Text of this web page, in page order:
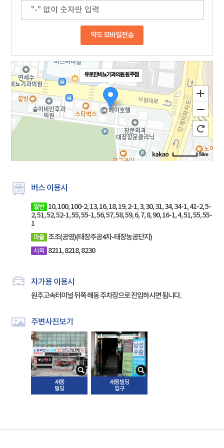
약도 모바일전송
유로진비뇨기과의원 원주점
50m
버스 이용시
10, 100, 100-2, 13, 16, 18, 19, 2-1, 3, 30, 31, 34, 34-1, 41-2, 5-
2, 51, 52, 52-1, 55, 55-1, 56, 57, 58, 59, 6, 7, 8, 90, 16-1, 4, 51, 55, 55-
1
조조(공영)(태장주공4차-태장농공단지)
8211, 8218, 8230
자가용 이용시
원주고속터미널 뒤쪽 해동 주차장으로 진입하시면 됩니다.
주변사진보기
새동
빌딩
새동빌딩
입구